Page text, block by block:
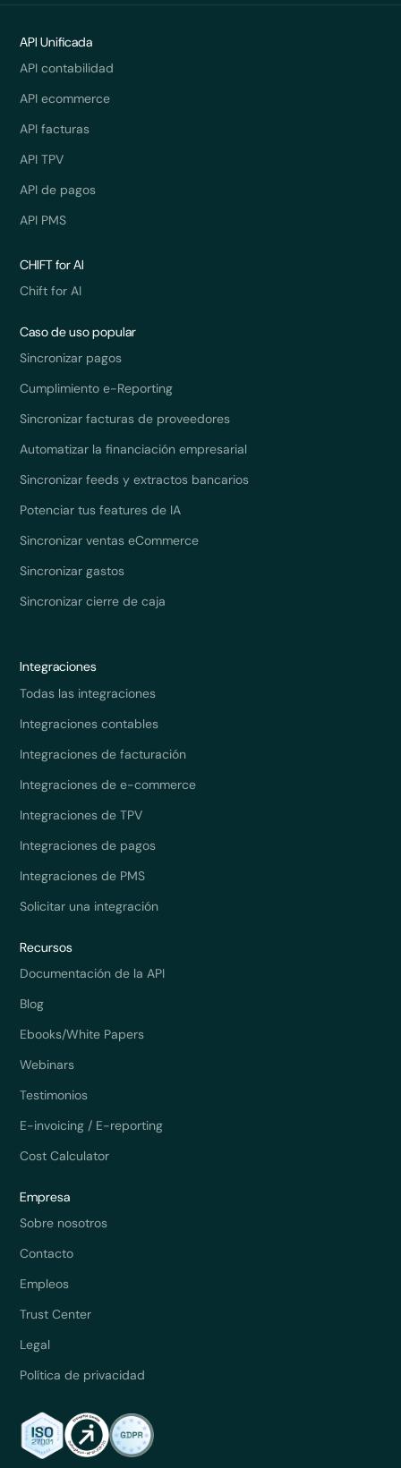
API Unificada
API contabilidad
API ecommerce
API facturas
API TPV
API de pagos
API PMS
CHIFT for AI
Chift for AI
Caso de uso popular
Sincronizar pagos
Cumplimiento e-Reporting
Sincronizar facturas de proveedores
Automatizar la financiación empresarial
Sincronizar feeds y extractos bancarios
Potenciar tus features de IA
Sincronizar ventas eCommerce
Sincronizar gastos
Sincronizar cierre de caja
Integraciones
Todas las integraciones
Integraciones contables
Integraciones de facturación
Integraciones de e-commerce
Integraciones de TPV
Integraciones de pagos
Integraciones de PMS
Solicitar una integración
Recursos
Documentación de la API
Blog
Ebooks/White Papers
Webinars
Testimonios
E-invoicing / E-reporting
Cost Calculator
Empresa
Sobre nosotros
Contacto
Empleos
Trust Center
Legal
Política de privacidad